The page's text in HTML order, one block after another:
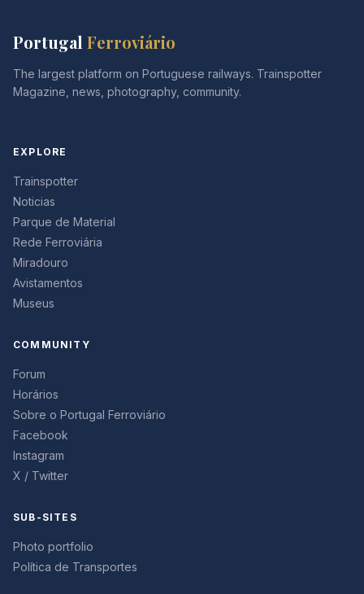
Portugal Ferroviário
The largest platform on Portuguese railways. Trainspotter
Magazine, news, photography, community.
EXPLORE
Trainspotter
Noticias
Parque de Material
Rede Ferroviária
Miradouro
Avistamentos
Museus
COMMUNITY
Forum
Horários
Sobre o Portugal Ferroviário
Facebook
Instagram
X / Twitter
SUB-SITES
Photo portfolio
Política de Transportes